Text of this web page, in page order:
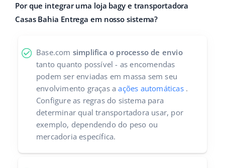
Casos de Sucesso
Colaboração e parcerias
Parceiros Base
español (MX)
Italiano
polski
português (BR)
română
中文
Por que integrar uma loja bagy e transportadora
Casas Bahia Entrega em nosso sistema?
Base.com simplifica o processo de envio
tanto quanto possível - as encomendas
podem ser enviadas em massa sem seu
envolvimento graças aações automáticas.
Configure as regras do sistema para
determinar qual transportadora usar, por
exemplo, dependendo do peso ou
mercadoria específica.